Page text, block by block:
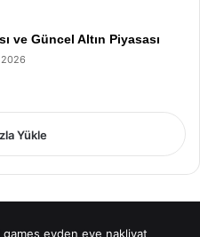
ve Güncel Altın Piyasası
Yükle
evden eve nakliyat